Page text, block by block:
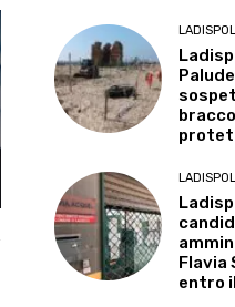
LADISPOLI
LADISPOLI
Flavia
entro